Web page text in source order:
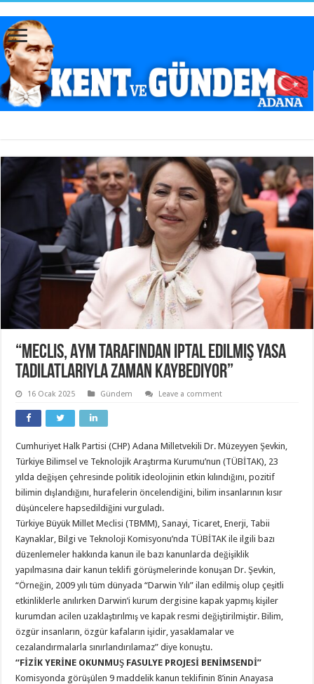
“Meclis, AYM tarafından iptal edilmiş yasa
tadilatlarıyla zaman kaybediyor”
16 Ocak 2025 Gündem Leave a comment
Cumhuriyet Halk Partisi (CHP) Adana Milletvekili Dr. Müzeyyen Şevkin,
Türkiye Bilimsel ve Teknolojik Araştırma Kurumu’nun (TÜBİTAK), 23
yılda değişen çehresinde politik ideolojinin etkin kılındığını, pozitif
bilimin dışlandığını, hurafelerin öncelendiğini, bilim insanlarının kısır
düşüncelere hapsedildiğini vurguladı.
Türkiye Büyük Millet Meclisi (TBMM), Sanayi, Ticaret, Enerji, Tabii
Kaynaklar, Bilgi ve Teknoloji Komisyonu’nda TÜBİTAK ile ilgili bazı
düzenlemeler hakkında kanun ile bazı kanunlarda değişiklik
yapılmasına dair kanun teklifi görüşmelerinde konuşan Dr. Şevkin,
“Örneğin, 2009 yılı tüm dünyada “Darwin Yılı” ilan edilmiş olup çeşitli
etkinliklerle anılırken Darwin’i kurum dergisine kapak yapmış kişiler
kurumdan acilen uzaklaştırılmış ve kapak resmi değiştirilmiştir. Bilim,
özgür insanların, özgür kafaların işidir, yasaklamalar ve
cezalandırmalarla sınırlandırılamaz” diye konuştu.
“FİZİK YERİNE OKUNMUŞ FASULYE PROJESİ BENİMSENDİ”
Komisyonda görüşülen 9 maddelik kanun teklifinin 8’inin Anayasa